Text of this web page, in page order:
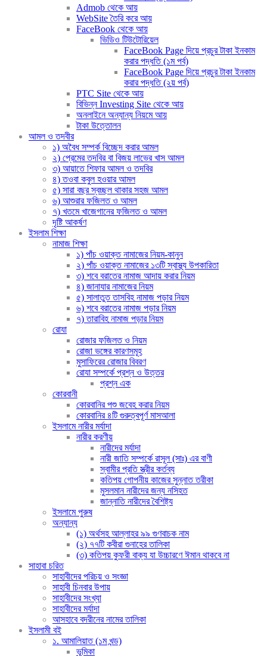
Admob থেকে আয়
WebSite তৈরি করে আয়
FaceBook থেকে আয়
ভিডিও টিউটোরিয়েল
FaceBook Page দিয়ে প্রচুর টাকা ইনকাম
করার পদ্ধতি (১ম পর্ব)
FaceBook Page দিয়ে প্রচুর টাকা ইনকাম
করার পদ্ধতি (২য় পর্ব)
PTC Site থেকে আয়
বিভিন্ন Investing Site থেকে আয়
অনলাইনে অন্যান্য নিয়মে আয়
টাকা উত্তোলন
আমল ও তদবীর
১) অবৈধ সম্পর্ক বিচ্ছেদ করার আমল
২) প্রেমের তদবির বা বিজয় লাভের খাস আমল
৩) আয়াতে শিফার আমল ও তদবির
৪) তওবা কবুল হওয়ার আমল
৫) সারা বছর স্বচ্ছল থাকার সহজ আমল
৬) আশুরার ফজিলত ও আমল
৭) খতমে খাজেগানের ফজিলত ও আমল
দৃষ্টি আকর্ষণ
ইসলাম শিক্ষা
নামাজ শিক্ষা
১) পাঁচ ওয়াক্ত নামাজের নিয়ম-কানুন
২) পাঁচ ওয়াক্ত নামাজের ১৩টি স্বাস্থ্য উপকারিতা
৩) শবে বরাতের নামাজ আদায় করার নিয়ম
৪) জানাযার নামাজের নিয়ম
৫) সালাতুত তাসবিহ নামাজ পড়ার নিয়ম
৬) শবে বরাতের নামাজ পড়ার নিয়ম
৭) তারাবিহ নামাজ পড়ার নিয়ম
রোযা
রোজার ফজিলত ও নিয়ম
রোজা ভঙ্গের কারণসমূহ
মুসাফিরের রোজার বিবরণ
রোযা সম্পর্কে প্রশ্ন ও উত্তর
প্রশ্ন এক
কোরবানী
কোরবানির পশু জবেহ করার নিয়ম
কোরবানির ৪টি গুরুত্বপূর্ণ মাসআলা
ইসলামে নারীর মর্যাদা
নারীর করণীয়
নারীদের মর্যাদা
নারী জাতি সম্পর্কে রাসূল (সাঃ) এর বাণী
স্বামীর প্রতি স্ত্রীর কর্তব্য
কতিপয় গোপনীয় কাজের সুন্নাত তরীকা
মুসলমান নারীদের জন্য নসিহত
জান্নাতি নারীদের বৈশিষ্ট্য
ইসলামে পুরুষ
অন্যান্য
(১) অর্থসহ আল্লাহর ৯৯ গুণবাচক নাম
(২) ৭৭টি কবীরা গুনাহের তালিকা
(৩) কতিপয় কুফরী বাক্য যা উচ্চারণে ঈমান থাকবে না
সাহাবা চরিত
সাহাবীদের পরিচয় ও সংজ্ঞা
সাহাবী চিনবার উপায়
সাহাবীদের সংখ্যা
সাহাবীদের মর্যাদা
আসহাবে বদরীনের নামের তালিকা
ইসলামী বই
১. আমালিয়াত (১ম খন্ড)
ভূমিকা